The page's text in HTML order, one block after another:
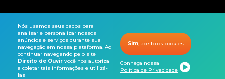
Nós usamos seus dados para
analisar e personalizar nossos
anúncios e serviços durante sua
navegação em nossa plataforma. Ao
continuar navegando pelo site
Direito de Ouvir você nos autoriza
a coletar tais informações e utilizá-
las
Conheça nossa
Política de Privacidade
Sim, aceito os cookies
contato@direitodeouvir.com
Copyright© 2026 Direito de Ouvir®. Todos os direitos reservados.